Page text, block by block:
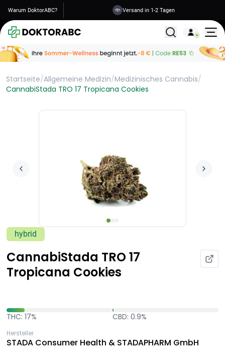
Warum DoktorABC? Versand in 1-2 Tagen
Alle
Startseite/Allgemeine Medizin/Medizinisches Cannabis/
CannabiStada TRO 17 Tropicana Cookies
hybrid
CannabiStada TRO 17
Tropicana Cookies
THC: 17% CBD: 0.9%
Hersteller
STADA Consumer Health & STADAPHARM GmbH